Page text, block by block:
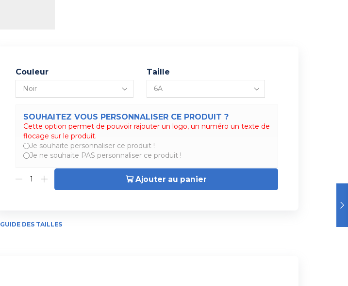
Couleur Taille
SOUHAITEZ VOUS PERSONNALISER CE PRODUIT ?
Cette option permet de pouvoir rajouter un logo, un numéro un texte de
flocage sur le produit.
Je souhaite personnaliser ce produit !
Je ne souhaite PAS personnaliser ce produit !
Ajouter au panier
Alternative:
GUIDE DES TAILLES